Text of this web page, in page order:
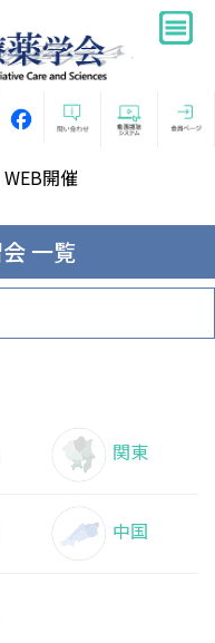
WEB開催
一覧
関東
中国